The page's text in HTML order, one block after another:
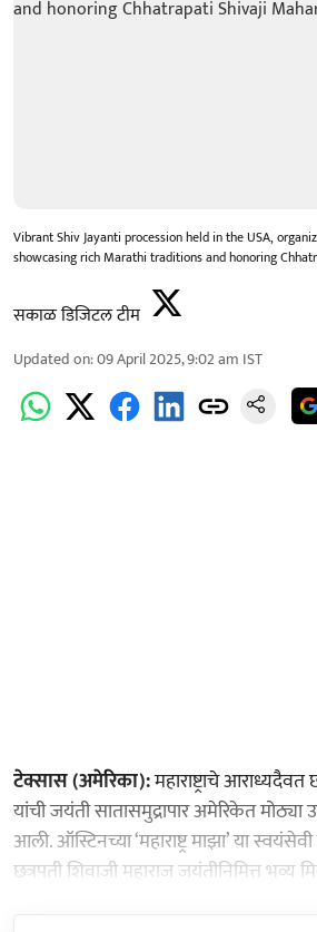
Vibrant Shiv Jayanti procession held in the USA,
showcasing rich Marathi traditions and honoring
सकाळ डिजिटल टीम
Updated on:09 April 2025, 9:02 am IST
टेक्सास (अमेरिका):महाराष्ट्राचे आराध्यदैवत
यांची जयंती सातासमुद्रापार अमेरिकेत मोठ्या
आली. ऑस्टिनच्या ‘महाराष्ट्र माझा’ या
छत्रपती शिवाजी महाराज जयंतीनिमित्त